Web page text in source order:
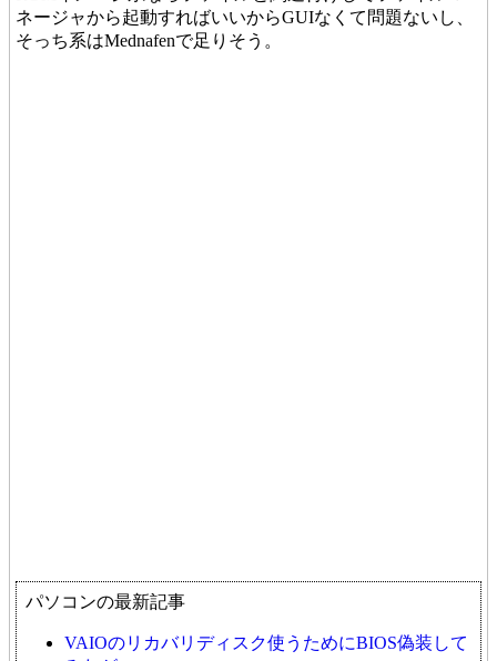
ネージャから起動すればいいからGUIなくて問題ないし、
そっち系はMednafenで足りそう。
パソコンの最新記事
VAIOのリカバリディスク使うためにBIOS偽装して